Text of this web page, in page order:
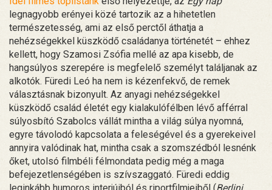
legnagyobb erényei közé tartozik az a hihetetlen
természetesség, ami az első perctől áthatja a
nehézségekkel küszködő családanya történetét – ehhez
kellett, hogy Szamosi Zsófia mellé az apa kisebb, de
hangsúlyos szerepére is megfelelő személyt találjanak az
alkotók. Füredi Leó ha nem is kézenfekvő, de remek
választásnak bizonyult. Az anyagi nehézségekkel
küszködő család életét egy kialakulófélben lévő afférral
súlyosbító Szabolcs vállát mintha a világ súlya nyomná,
egyre távolodó kapcsolata a feleségével és a gyerekeivel
annyira valódinak hat, mintha csak a szomszédból lesnénk
őket, utolsó filmbéli félmondata pedig még a maga
befejezetlenségében is szívszaggató. Füredi eddig